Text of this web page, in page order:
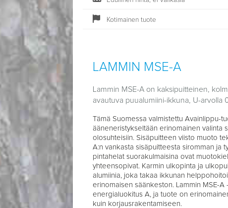
Kotimainen tuote
LAMMIN MSE-A
Lammin MSE-A on kaksipuitteinen,
avautuva puualumiini-ikkuna, U-arvolla
Tämä Suomessa valmistettu Avainlippu-
ääneneristykseltään erinomainen valinta
olosuhteisiin. Sisäpuitteen viisto muoto
A:n vankasta sisäpuitteesta siromman ja
pintahelat suorakulmaisina ovat
yhteensopivat. Karmin ulkopinta ja
alumiinia, joka takaa ikkunan
erinomaisen säänkeston. Lammin MSE-A
energialuokitus A, ja tuote on
kuin korjausrakentamiseen.